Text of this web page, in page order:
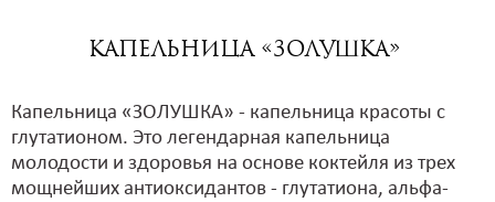
Капельница «ЗОЛУШКА»
Капельница «ЗОЛУШКА» - капельница красоты с
глутатионом. Это легендарная капельница
молодости и здоровья на основе коктейля из трех
мощнейших антиоксидантов - глутатиона, альфа-